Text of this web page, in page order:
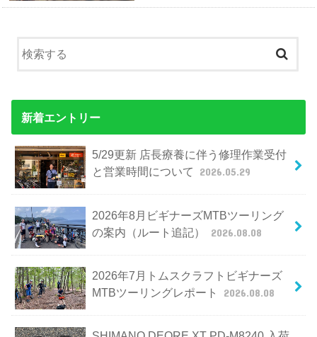
新着エントリー
5/29更新 店長療養に伴う修理作業受付
と営業時間について
2026.05.29
2026年8月ビギナーズMTBツーリング
の案内（ルート追記）
2026.08.08
2026年7月トムスクラフトビギナーズ
MTBツーリングレポート
2026.08.08